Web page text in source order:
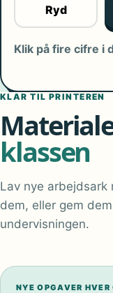
Ryd
Klik på fire cifre i
KLAR TIL PRINTEREN
klassen
Lav nye
dem, eller gem
undervisningen.
NYE OPGAVER HVER